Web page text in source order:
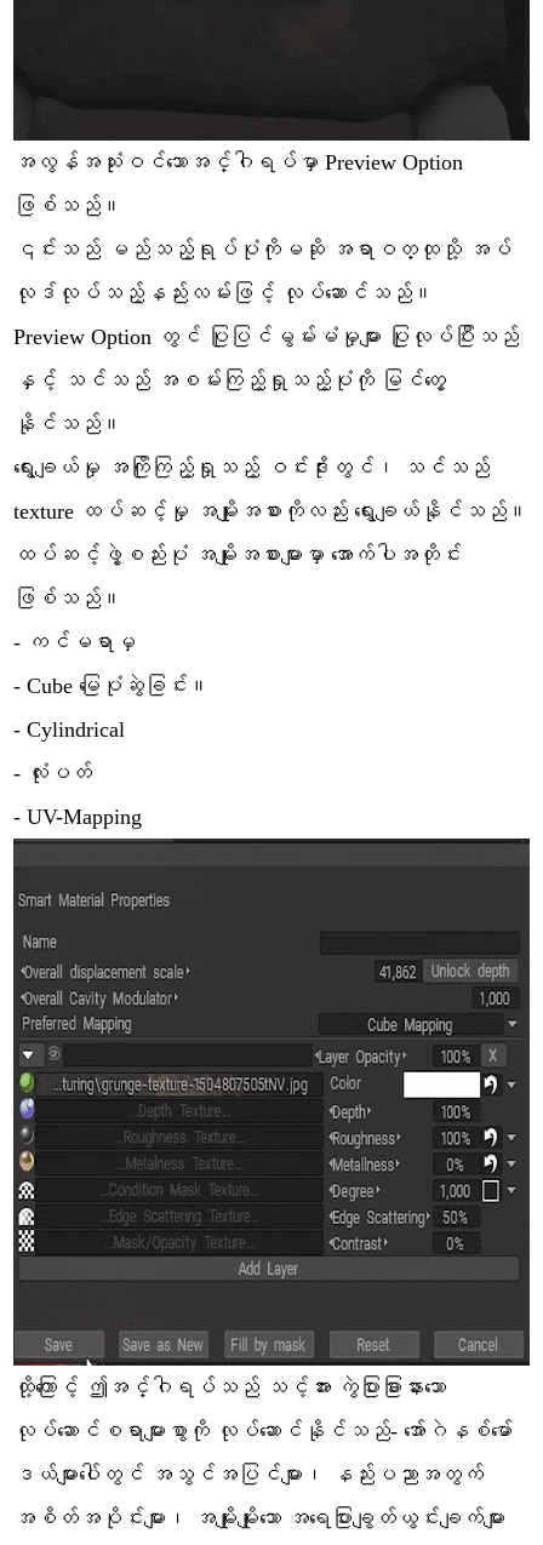
အလွန်အသုံးဝင်သောအင်္ဂါရပ်မှာ Preview Option
ဖြစ်သည်။
၎င်းသည် မည်သည့်ရုပ်ပုံကိုမဆို အရာဝတ္ထုသို့ အပ်
လုဒ်လုပ်သည့်နည်းလမ်းဖြင့် လုပ်ဆောင်သည်။
Preview Option တွင် ပြုပြင်မွမ်းမံမှုများ ပြုလုပ်ပြီးသည်
နှင့် သင်သည် အစမ်းကြည့်ရှုသည့်ပုံကို မြင်တွေ့
နိုင်သည်။
ရွေးချယ်မှု အကြိုကြည့်ရှုသည့် ဝင်းဒိုးတွင်၊ သင်သည်
texture ထပ်ဆင့်မှု အမျိုးအစားကိုလည်း ရွေးချယ်နိုင်သည်။
ထပ်ဆင့်ဖွဲ့စည်းပုံ အမျိုးအစားများမှာ အောက်ပါအတိုင်း
ဖြစ်သည်။
- ကင်မရာမှ
- Cube မြေပုံဆွဲခြင်း။
- Cylindrical
- လုံးပတ်
- UV-Mapping
ထို့ကြောင့် ဤအင်္ဂါရပ်သည် သင့်အား ကွဲပြားခြားနားသော
လုပ်ဆောင်စရာများစွာကို လုပ်ဆောင်နိုင်သည်- အော်ဂဲနစ်မော်
ဒယ်များပေါ်တွင် အသွင်အပြင်များ၊ နည်းပညာအတွက်
အစိတ်အပိုင်းများ၊ အမျိုးမျိုးသော အရေပြားချွတ်ယွင်းချက်များ